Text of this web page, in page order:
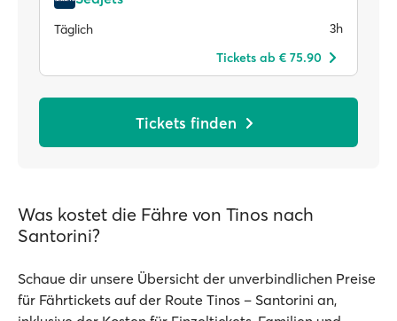
Täglich
3h
Tickets ab € 75.90
Tickets finden
Was kostet die Fähre von Tinos nach
Santorini?
Schaue dir unsere Übersicht der unverbindlichen Preise
für Fährtickets auf der Route Tinos – Santorini an,